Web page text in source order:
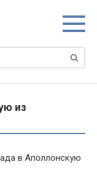
из
в Аполлонскую